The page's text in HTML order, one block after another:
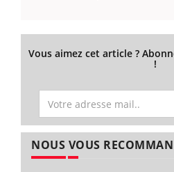
Vous aimez cet article ?
!
NOUS VOUS